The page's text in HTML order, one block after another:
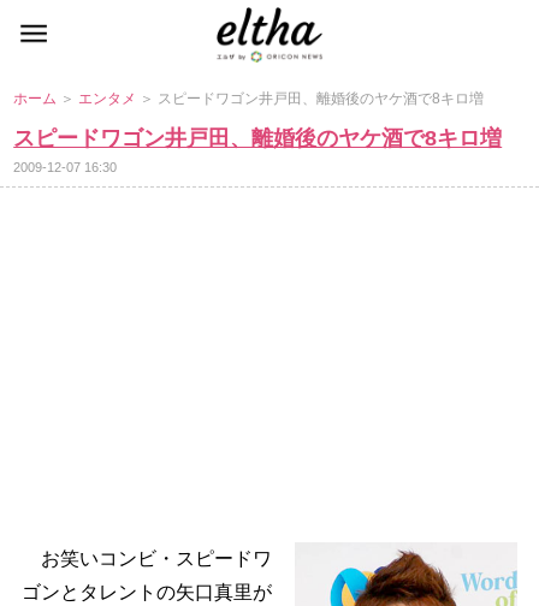
ホーム ＞ エンタメ ＞ スピードワゴン井戸田、離婚後のヤケ酒で8キロ増
スピードワゴン井戸田、離婚後のヤケ酒で8キロ増
2009-12-07 16:30
お笑いコンビ・スピードワ
ゴンとタレントの矢口真里が